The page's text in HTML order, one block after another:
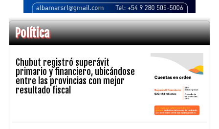
Política
Chubut registró superávit
primario y financiero, ubicándose
entre las provincias con mejor
resultado fiscal